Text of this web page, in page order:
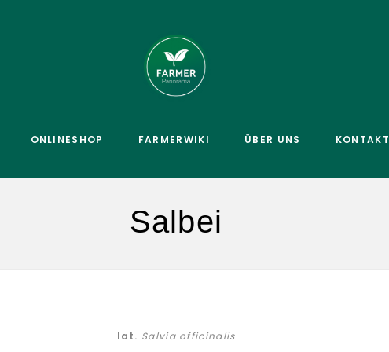
ONLINESHOP FARMERWIKI ÜBER UNS KONTAKT
Salbei
lat. Salvia officinalis